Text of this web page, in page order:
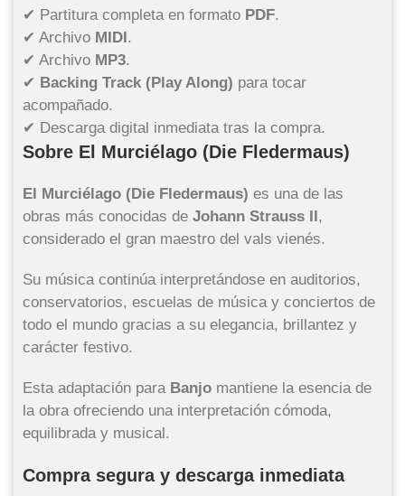
✔ Partitura completa en formato PDF.
✔ Archivo MIDI.
✔ Archivo MP3.
✔ Backing Track (Play Along) para tocar
acompañado.
✔ Descarga digital inmediata tras la compra.
Sobre El Murciélago (Die Fledermaus)
El Murciélago (Die Fledermaus) es una de las
obras más conocidas de Johann Strauss II,
considerado el gran maestro del vals vienés.
Su música continúa interpretándose en auditorios,
conservatorios, escuelas de música y conciertos de
todo el mundo gracias a su elegancia, brillantez y
carácter festivo.
Esta adaptación para Banjo mantiene la esencia de
la obra ofreciendo una interpretación cómoda,
equilibrada y musical.
Compra segura y descarga inmediata